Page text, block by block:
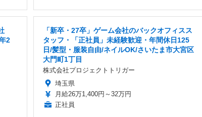
2
「新卒・27卒」ゲーム会社のバックオフィスス
タッフ・「正社員」未経験歓迎・年間休日125
日/髪型・服装自由/ネイルOK/さいたま市大宮区
大門町1丁目
株式会社プロジェクトトリガー
埼玉県
月給26万1,400円～32万円
正社員